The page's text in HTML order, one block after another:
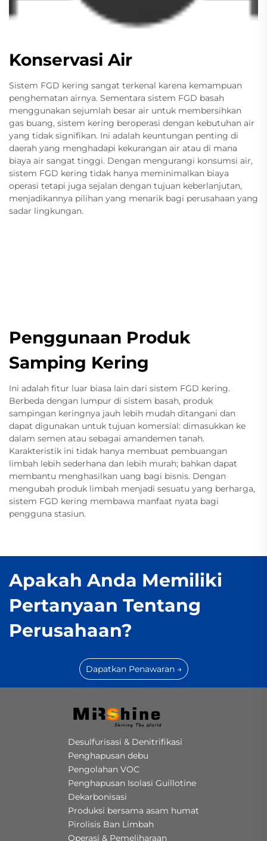
Konservasi Air
Sistem FGD kering sangat terkenal karena kemampuan
penghematan airnya. Sementara sistem FGD basah
menggunakan sejumlah besar air untuk membersihkan
gas buang, sistem kering beroperasi dengan kebutuhan air
yang tidak signifikan. Ini adalah keuntungan penting di
daerah yang menghadapi kekurangan air atau di mana
biaya air sangat tinggi. Dengan mengurangi konsumsi air,
sistem FGD kering tidak hanya meminimalkan biaya
operasi tetapi juga sejalan dengan tujuan keberlanjutan,
menjadikannya pilihan yang menarik bagi perusahaan yang
sadar lingkungan.
Penggunaan Produk
Samping Kering
Ini adalah fitur luar biasa lain dari sistem FGD kering.
Berbeda dengan lumpur di sistem basah, produk
sampingan keringnya jauh lebih mudah ditangani dan
dapat digunakan untuk tujuan komersial: dimasukkan ke
dalam semen atau sebagai amandemen tanah.
Karakteristik ini tidak hanya membuat pembuangan
limbah lebih sederhana dan lebih murah; bahkan dapat
membantu menghasilkan uang bagi bisnis. Dengan
mengubah produk limbah menjadi sesuatu yang berharga,
sistem FGD kering membawa manfaat nyata bagi
pengguna stasiun.
Apakah Anda Memiliki
Pertanyaan Tentang
Perusahaan?
Dapatkan Penawaran →
Desulfurisasi & Denitrifikasi
Penghapusan debu
Pengolahan VOC
Penghapusan Isolasi Guillotine
Dekarbonisasi
Produksi bersama asam humat
Pirolisis Ban Limbah
Operasi & Pemeliharaan